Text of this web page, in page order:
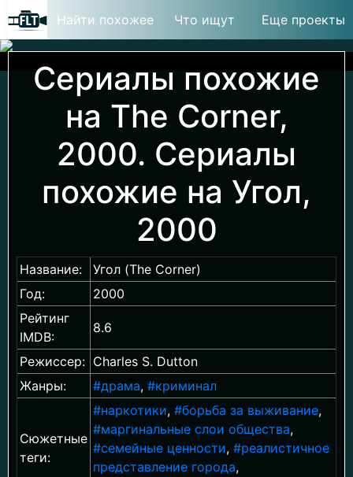
Найти похожее Что ищут Еще проекты
Сериалы похожие
на The Corner,
2000. Сериалы
похожие на Угол,
2000
Название:
Угол (The Corner)
Год:
2000
Рейтинг
IMDB:
8.6
Режиссер: Charles S. Dutton
Жанры:
#драма, #криминал
Сюжетные
теги:
#наркотики, #борьба за выживание,
#маргинальные слои общества,
#семейные ценности, #реалистичное
представление города,